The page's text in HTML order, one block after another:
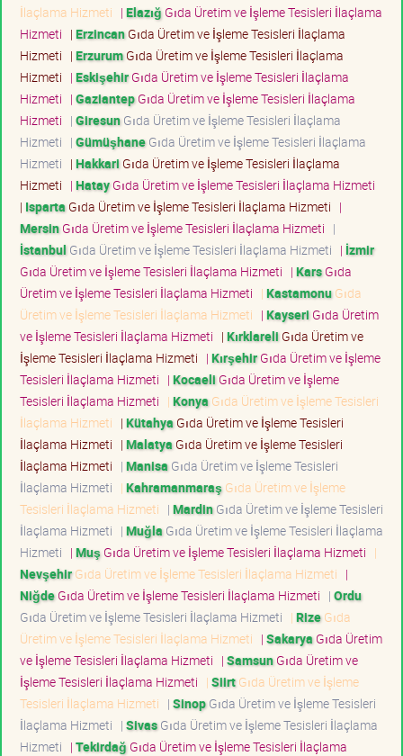
İlaçlama Hizmeti | Elazığ Gıda Üretim ve İşleme Tesisleri İlaçlama
Hizmeti | ErzincanGıda Üretim ve İşleme Tesisleri İlaçlama
Hizmeti | ErzurumGıda Üretim ve İşleme Tesisleri İlaçlama
Hizmeti | EskişehirGıda Üretim ve İşleme Tesisleri İlaçlama
Hizmeti | GaziantepGıda Üretim ve İşleme Tesisleri İlaçlama
Hizmeti | GiresunGıda Üretim ve İşleme Tesisleri İlaçlama
Hizmeti | GümüşhaneGıda Üretim ve İşleme Tesisleri İlaçlama
Hizmeti | Hakkari Gıda Üretim ve İşleme Tesisleri İlaçlama
Hizmeti | HatayGıda Üretim ve İşleme Tesisleri İlaçlama Hizmeti
| Isparta Gıda Üretim ve İşleme Tesisleri İlaçlama Hizmeti |
MersinGıda Üretim ve İşleme Tesisleri İlaçlama Hizmeti |
İstanbul Gıda Üretim ve İşleme Tesisleri İlaçlama Hizmeti | İzmir
Gıda Üretim ve İşleme Tesisleri İlaçlama Hizmeti | KarsGıda
Üretim ve İşleme Tesisleri İlaçlama Hizmeti | KastamonuGıda
Üretim ve İşleme Tesisleri İlaçlama Hizmeti | Kayseri Gıda Üretim
ve İşleme Tesisleri İlaçlama Hizmeti | Kırklareli Gıda Üretim ve
İşleme Tesisleri İlaçlama Hizmeti | KırşehirGıda Üretim ve İşleme
Tesisleri İlaçlama Hizmeti | Kocaeli Gıda Üretim ve İşleme
Tesisleri İlaçlama Hizmeti | Konya Gıda Üretim ve İşleme Tesisleri
İlaçlama Hizmeti | Kütahya Gıda Üretim ve İşleme Tesisleri
İlaçlama Hizmeti | Malatya Gıda Üretim ve İşleme Tesisleri
İlaçlama Hizmeti | Manisa Gıda Üretim ve İşleme Tesisleri
İlaçlama Hizmeti | Kahramanmaraş Gıda Üretim ve İşleme
Tesisleri İlaçlama Hizmeti | MardinGıda Üretim ve İşleme Tesisleri
İlaçlama Hizmeti | Muğla Gıda Üretim ve İşleme Tesisleri İlaçlama
Hizmeti | Muş Gıda Üretim ve İşleme Tesisleri İlaçlama Hizmeti |
NevşehirGıda Üretim ve İşleme Tesisleri İlaçlama Hizmeti |
NiğdeGıda Üretim ve İşleme Tesisleri İlaçlama Hizmeti | Ordu
Gıda Üretim ve İşleme Tesisleri İlaçlama Hizmeti | RizeGıda
Üretim ve İşleme Tesisleri İlaçlama Hizmeti | Sakarya Gıda Üretim
ve İşleme Tesisleri İlaçlama Hizmeti | SamsunGıda Üretim ve
İşleme Tesisleri İlaçlama Hizmeti | SiirtGıda Üretim ve İşleme
Tesisleri İlaçlama Hizmeti | SinopGıda Üretim ve İşleme Tesisleri
İlaçlama Hizmeti | SivasGıda Üretim ve İşleme Tesisleri İlaçlama
Hizmeti | Tekirdağ Gıda Üretim ve İşleme Tesisleri İlaçlama